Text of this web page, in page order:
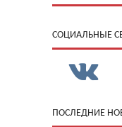
CОЦИАЛЬНЫЕ
ПОСЛЕДНИЕ